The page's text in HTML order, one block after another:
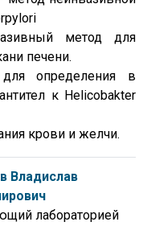
метод для
печени.
определения в
к Helicobakter
крови и желчи.
Владислав
лабораторией